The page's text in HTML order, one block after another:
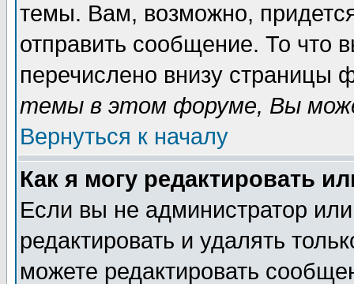
темы. Вам, возможно,
отправить сообщение. То что
перечислено внизу страницы
темы в этом форуме, Вы
Вернуться к началу
Как я могу редактировать
Если вы не администратор
редактировать и удалять
можете редактировать